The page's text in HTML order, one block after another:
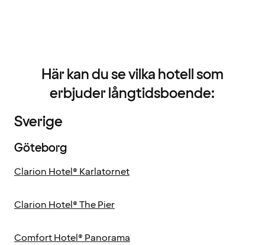
Här kan du se vilka hotell som
erbjuder långtidsboende:
Sverige
Göteborg
Clarion Hotel® Karlatornet
Clarion Hotel® The Pier
Comfort Hotel® Panorama